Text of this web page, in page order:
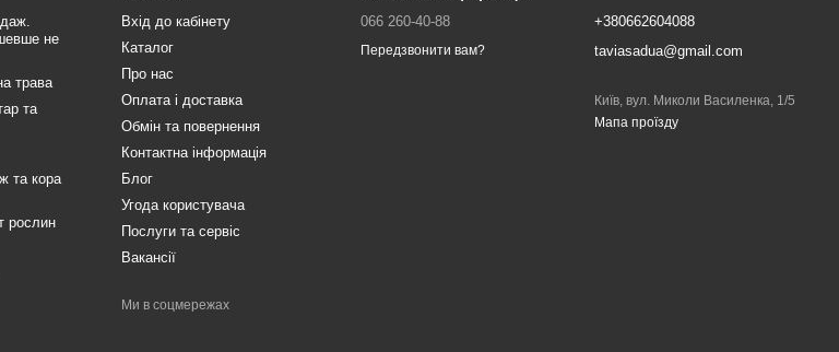
не
трава
та
та кора
рослин
Вхід до кабінету
Каталог
Про нас
Оплата і доставка
Обмін та повернення
Контактна інформація
Блог
Угода користувача
Послуги та сервіс
Вакансії
Ми в соцмережах
066 260-40-88
Передзвонити вам?
+380662604088
taviasadua@gmail.com
Київ, вул. Миколи Василенка, 1/5
Мапа проїзду